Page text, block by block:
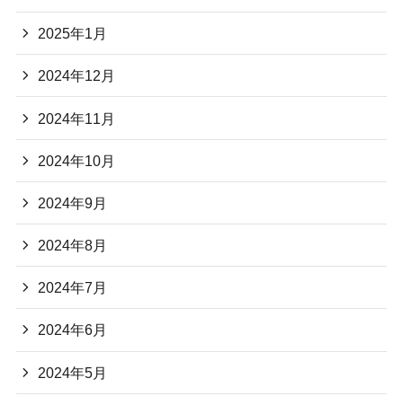
2025年1月
2024年12月
2024年11月
2024年10月
2024年9月
2024年8月
2024年7月
2024年6月
2024年5月